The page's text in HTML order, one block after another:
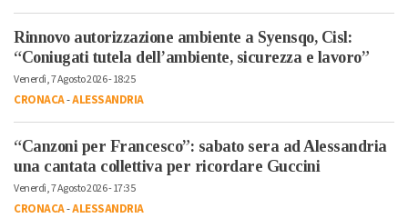
Rinnovo autorizzazione ambiente a Syensqo, Cisl:
“Coniugati tutela dell’ambiente, sicurezza e lavoro”
Venerdì, 7 Agosto 2026 - 18:25
CRONACA-ALESSANDRIA
“Canzoni per Francesco”: sabato sera ad Alessandria
una cantata collettiva per ricordare Guccini
Venerdì, 7 Agosto 2026 - 17:35
CRONACA-ALESSANDRIA